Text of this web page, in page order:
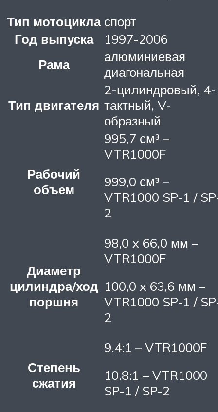
Тип мотоцикла спорт
Год выпуска
1997-2006
Рама
алюминиевая
диагональная
Тип двигателя
2-цилиндровый, 4-
тактный, V-
образный
Рабочий
объем
995,7 см³ –
VTR1000F
999,0 см³ –
VTR1000 SP-1 /
2
Диаметр
цилиндра/ход
поршня
98,0 x 66,0 мм –
VTR1000F
100,0 x 63,6 мм –
VTR1000 SP-1 /
2
Степень
сжатия
9.4:1 – VTR1000F
10.8:1 – VTR1000
SP-1 / SP-2